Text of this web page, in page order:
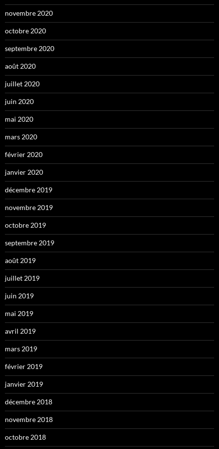
novembre 2020
octobre 2020
septembre 2020
août 2020
juillet 2020
juin 2020
mai 2020
mars 2020
février 2020
janvier 2020
décembre 2019
novembre 2019
octobre 2019
septembre 2019
août 2019
juillet 2019
juin 2019
mai 2019
avril 2019
mars 2019
février 2019
janvier 2019
décembre 2018
novembre 2018
octobre 2018